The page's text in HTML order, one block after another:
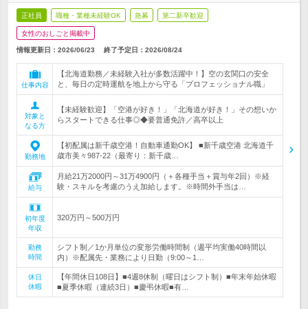
正社員 職種・業種未経験OK 急募 第二新卒歓迎
女性のおしごと掲載中
情報更新日：2026/06/23 終了予定日： 2026/08/24
仕事内容
【北海道勤務／未経験入社が多数活躍中！】空の玄関口の安全
と、毎日の定時運航を地上から守る「プロフェッショナル職」
対象と
なる方
【未経験歓迎】「空港が好き！」「北海道が好き！」その想いか
らスタートできる仕事◎◆要普通免許／高卒以上
勤務地
【初配属は新千歳空港！自動車通勤OK】 ■新千歳空港 北海道千
歳市美々987-22（最寄り：新千歳…
給与
月給21万2000円～31万4900円（＋各種手当＋賞与年2回）※経
験・スキルを考慮のうえ加給します。※時間外手当は…
初年度
年収
320万円～500万円
勤務
時間
シフト制／1か月単位の変形労働時間制（週平均実働40時間以
内）※配属先・業務により日勤（9:00～1…
休日
休暇
【年間休日108日】■4週8休制（曜日はシフト制）■年末年始休暇
■夏季休暇（連続3日）■慶弔休暇■有…